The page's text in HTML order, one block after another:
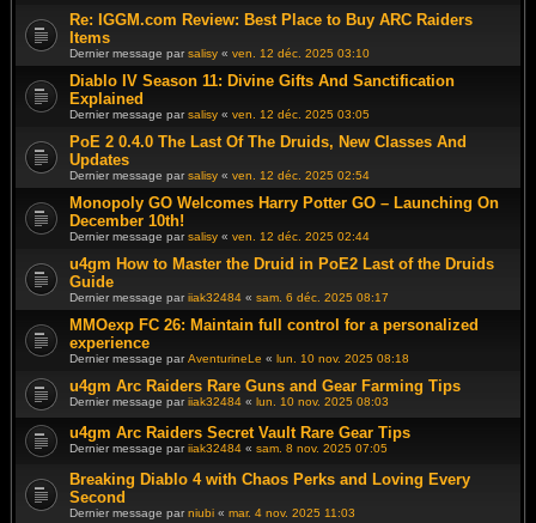
Re: IGGM.com Review: Best Place to Buy ARC Raiders
Items
Dernier message par salisy « ven. 12 déc. 2025 03:10
Diablo IV Season 11: Divine Gifts And Sanctification
Explained
Dernier message parsalisy « ven. 12 déc. 2025 03:05
PoE 2 0.4.0 The Last Of The Druids, New Classes And
Updates
Dernier message par salisy « ven. 12 déc. 2025 02:54
Monopoly GO Welcomes Harry Potter GO – Launching On
December 10th!
Dernier message parsalisy « ven. 12 déc. 2025 02:44
u4gm How to Master the Druid in PoE2 Last of the Druids
Guide
Dernier message par iiak32484 « sam. 6 déc. 2025 08:17
MMOexp FC 26: Maintain full control for a personalized
experience
Dernier message parAventurineLe « lun. 10 nov. 2025 08:18
u4gm Arc Raiders Rare Guns and Gear Farming Tips
Dernier message pariiak32484 « lun. 10 nov. 2025 08:03
u4gm Arc Raiders Secret Vault Rare Gear Tips
Dernier message pariiak32484 « sam. 8 nov. 2025 07:05
Breaking Diablo 4 with Chaos Perks and Loving Every
Second
Dernier message par niubi « mar. 4 nov. 2025 11:03